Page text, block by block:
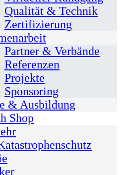
Qualität & Technik
Zertifizierung
Partner & Verbände
Referenzen
Projekte
Sponsoring
& Ausbildung
Shop